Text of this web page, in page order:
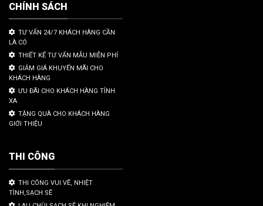
CHÍNH SÁCH
TƯ VẤN 24/7 KHÁCH HÀNG CẦN
LÀ CÓ
THIẾT KẾ TƯ VẤN MẪU MIỄN PHÍ
GIẢM GIÁ KHUYẾN MÃI CHO
KHÁCH HÀNG
ƯU ĐÃI CHO KHÁCH HÀNG TỈNH
XA
TẶNG QUÀ CHO KHÁCH HÀNG
GIỚI THIỆU
THI CÔNG
THI CÔNG VUI VẼ, NHIỆT
TÌNH,SẠCH SẼ